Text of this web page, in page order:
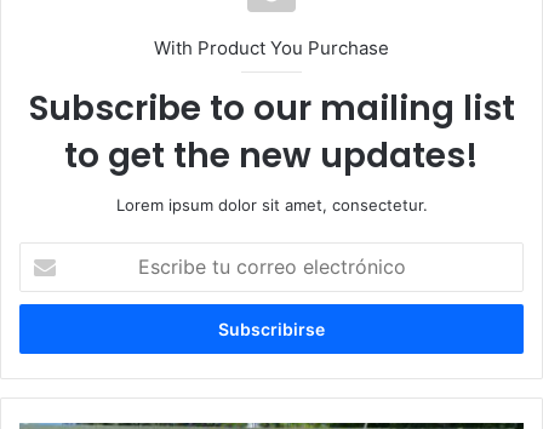
With Product You Purchase
Subscribe to our mailing list
to get the new updates!
Lorem ipsum dolor sit amet, consectetur.
correo